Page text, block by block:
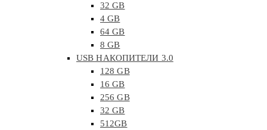
32 GB
4 GB
64 GB
8 GB
USB НАКОПИТЕЛИ 3.0
128 GB
16 GB
256 GB
32 GB
512GB